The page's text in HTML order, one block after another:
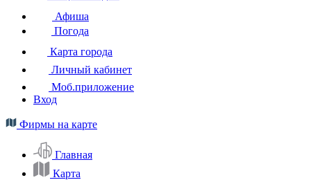
Афиша
Погода
Карта города
Личный кабинет
Моб.приложение
Вход
Фирмы на карте
Главная
Карта